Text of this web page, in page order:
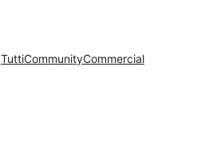
TuttiCommunityCommercial